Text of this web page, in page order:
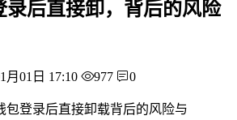
录后直接卸，背后的风险
月01日 17:10 977 0
包登录后直接卸载背后的风险与